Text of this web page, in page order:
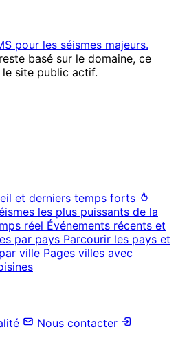
pour les séismes majeurs.
basé sur le domaine, ce
site public actif.
et derniers temps forts
les plus puissants de la
réel Événements récents et
par pays Parcourir les pays et
ville Pages villes avec
Nous contacter